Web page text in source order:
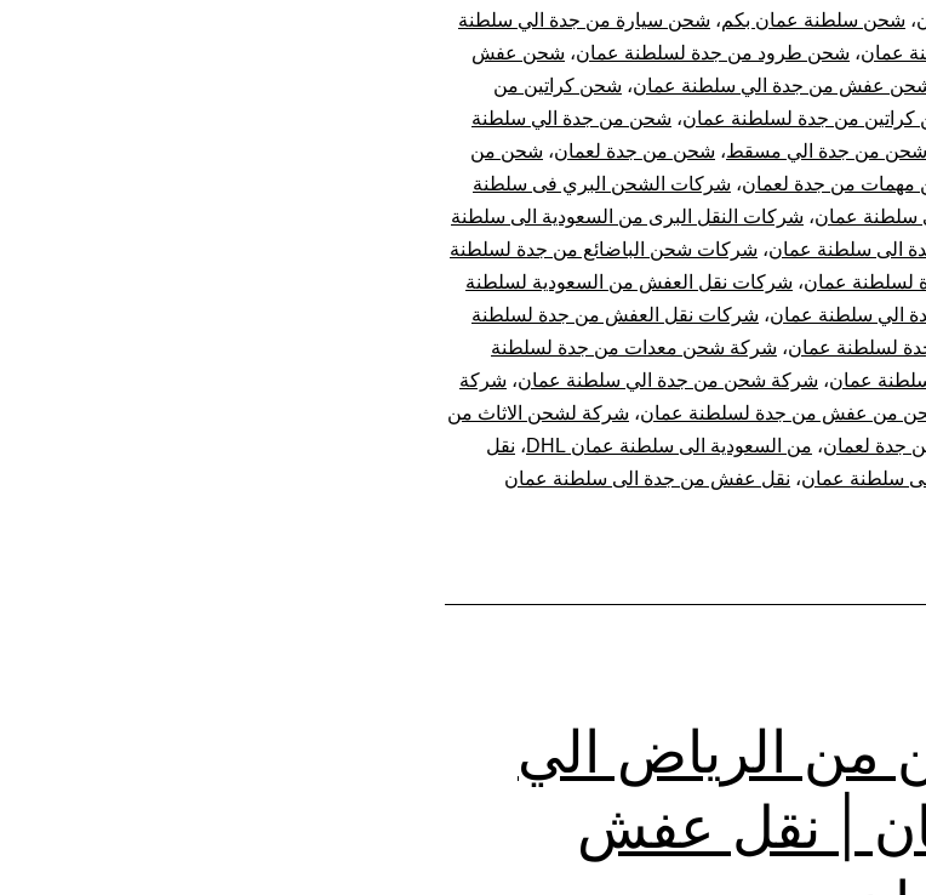
لسلطنة
، شحن سلطنة عمان بكم، شحن سيارة من جدة الي سلطنة
عمان، شحن طرود من جدة لسلطنة عمان، شحن عفش
عفش من جدة الي سلطنة عمان، شحن كراتين من
من جدة لسلطنة عمان، شحن من جدة الي سلطنة
شحن من جدة الي مسقط، شحن من جدة لعمان، شحن من
من جدة لعمان، شركات الشحن البري فى سلطنة
سلطنة عمان، شركات النقل البرى من السعودية الى سلطنة
الى سلطنة عمان، شركات شحن الباضائع من جدة لسلطنة
عمان، شركات نقل العفش من السعودية لسلطنة
الي سلطنة عمان، شركات نقل العفش من جدة لسلطنة
لسلطنة عمان، شركة شحن معدات من جدة لسلطنة
عمان، شركة شحن من جدة الي سلطنة عمان، شركة
من عفش من جدة لسلطنة عمان، شركة لشحن الاثاث من
جدة لعمان، من السعودية الى سلطنة عمان DHL ، نقل
سلطنة عمان، نقل عفش من جدة الى سلطنة عمان
الرياض الي
| نقل عفش